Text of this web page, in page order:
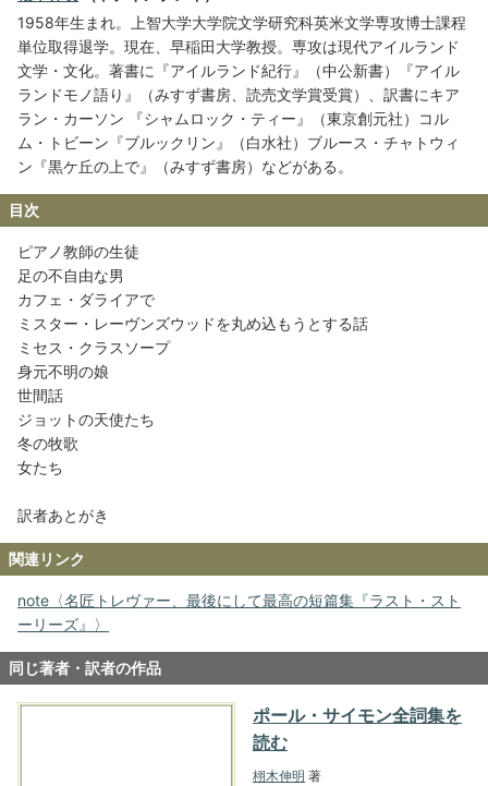
1958年生まれ。上智大学大学院文学研究科英米文学専攻博士課程
単位取得退学。現在、早稲田大学教授。専攻は現代アイルランド
文学・文化。著書に『アイルランド紀行』（中公新書）『アイル
ランドモノ語り』（みすず書房、読売文学賞受賞）、訳書にキア
ラン・カーソン 『シャムロック・ティー』（東京創元社）コル
ム・トビーン『ブルックリン』（白水社）ブルース・チャトウィ
ン『黒ケ丘の上で』（みすず書房）などがある。
目次
ピアノ教師の生徒
足の不自由な男
カフェ・ダライアで
ミスター・レーヴンズウッドを丸め込もうとする話
ミセス・クラスソープ
身元不明の娘
世間話
ジョットの天使たち
冬の牧歌
女たち
訳者あとがき
関連リンク
note〈名匠トレヴァー、最後にして最高の短篇集『ラスト・スト
ーリーズ』〉
同じ著者・訳者の作品
ポール・サイモン全詞集を
読む
栩木伸明 著